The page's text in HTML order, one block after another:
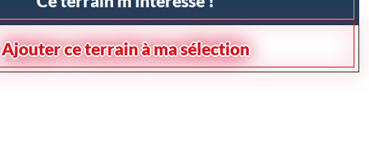
Ajouter ce terrain à ma sélection